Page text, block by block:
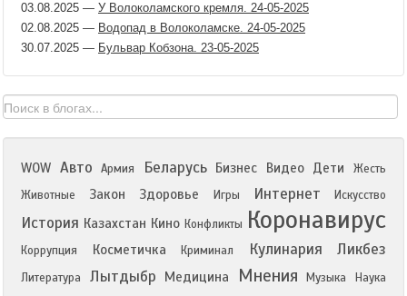
03.08.2025 — У Волоколамского кремля. 24-05-2025
02.08.2025 — Водопад в Волоколамске. 24-05-2025
30.07.2025 — Бульвар Кобзона. 23-05-2025
WOW Авто Армия Беларусь Бизнес Видео Дети
Жесть
Животные
Закон Здоровье Игры Интернет Искусство
История Казахстан Кино Конфликты Коронавирус
Коррупция Косметичка Криминал Кулинария Ликбез
Литература Лытдыбр Медицина Мнения Музыка Наука